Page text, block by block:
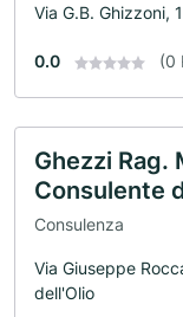
Via G.B. Ghizzoni,
0.0 (0
Ghezzi Rag.
Consulente
Consulenza
Via Giuseppe
dell'Olio